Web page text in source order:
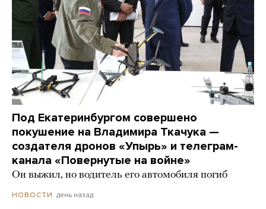
Под Екатеринбургом совершено
покушение на Владимира Ткачука —
создателя дронов «Упырь» и телеграм-
канала «Повернутые на войне»
Он выжил, но водитель его автомобиля погиб
НОВОСТИ день назад